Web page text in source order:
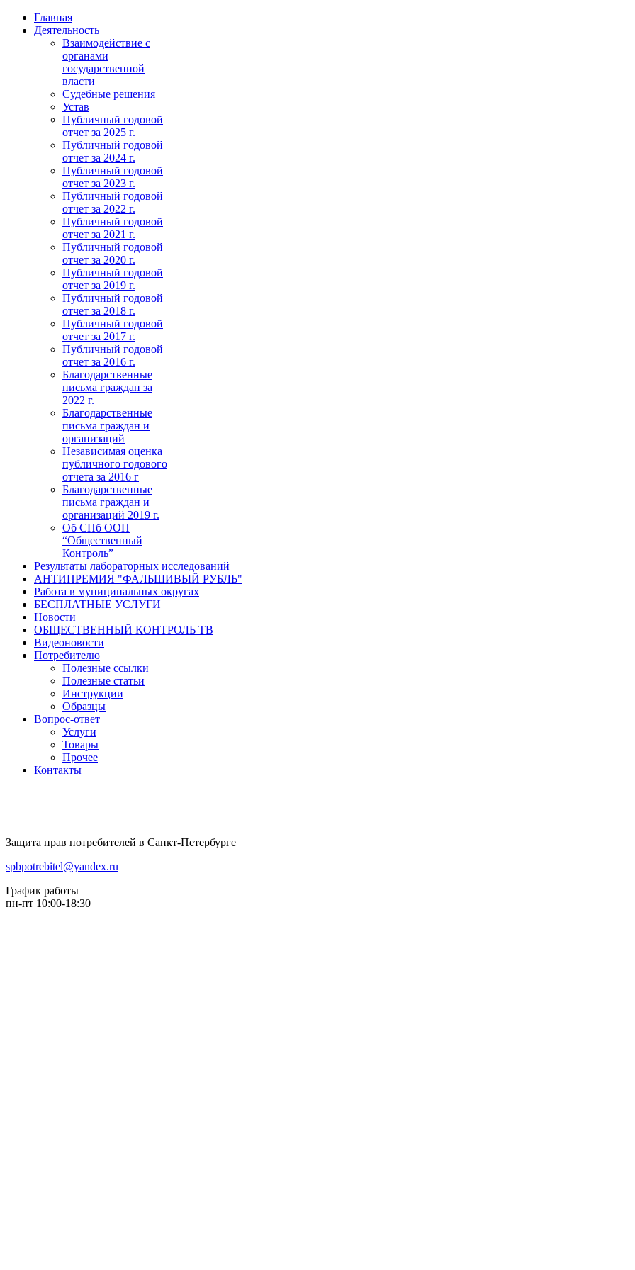
Главная
Деятельность
Взаимодействие с
органами
государственной
власти
Судебные решения
Устав
Публичный годовой
отчет за 2025 г.
Публичный годовой
отчет за 2024 г.
Публичный годовой
отчет за 2023 г.
Публичный годовой
отчет за 2022 г.
Публичный годовой
отчет за 2021 г.
Публичный годовой
отчет за 2020 г.
Публичный годовой
отчет за 2019 г.
Публичный годовой
отчет за 2018 г.
Публичный годовой
отчет за 2017 г.
Публичный годовой
отчет за 2016 г.
Благодарственные
письма граждан за
2022 г.
Благодарственные
письма граждан и
организаций
Независимая оценка
публичного годового
отчета за 2016 г
Благодарственные
письма граждан и
организаций 2019 г.
Об СПб ООП
“Общественный
Контроль”
Результаты лабораторных исследований
АНТИПРЕМИЯ "ФАЛЬШИВЫЙ РУБЛЬ"
Работа в муниципальных округах
БЕСПЛАТНЫЕ УСЛУГИ
Новости
ОБЩЕСТВЕННЫЙ КОНТРОЛЬ ТВ
Видеоновости
Потребителю
Полезные ссылки
Полезные статьи
Инструкции
Образцы
Вопрос-ответ
Услуги
Товары
Прочее
Контакты
Защита прав потребителей в Санкт-Петербурге
spbpotrebitel@yandex.ru
График работы
пн-пт 10:00-18:30